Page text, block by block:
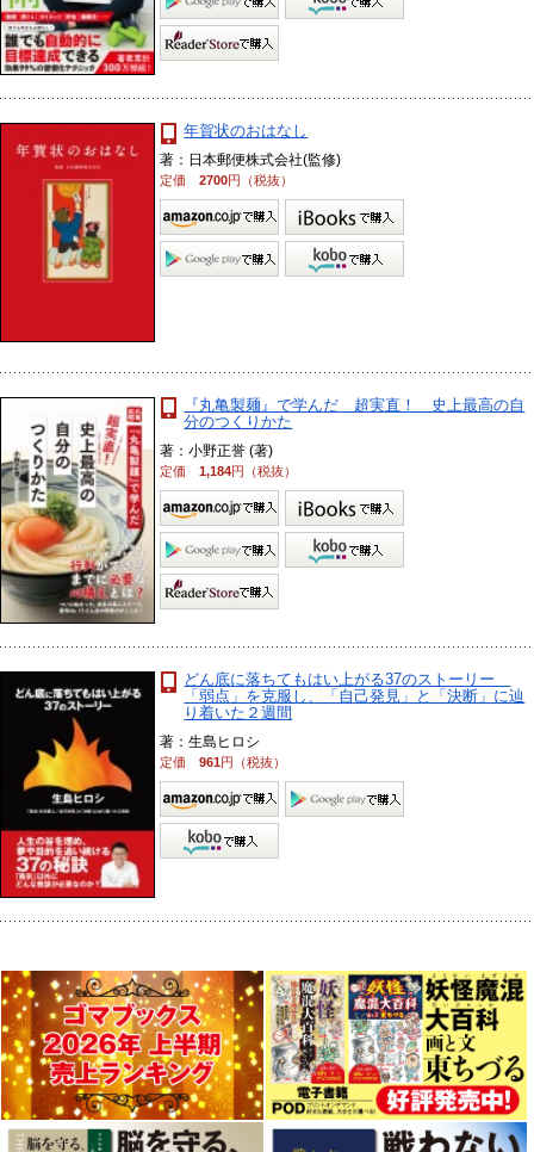
年賀状のおはなし
著：日本郵便株式会社(監修)
定価2700円（税抜）
『丸亀製麺』で学んだ 超実直！ 史上最高の自
分のつくりかた
著：小野正誉 (著)
定価1,184円（税抜）
どん底に落ちてもはい上がる37のストーリー
「弱点」を克服し、「自己発見」と「決断」に辿
り着いた２週間
著：生島ヒロシ
定価961円（税抜）